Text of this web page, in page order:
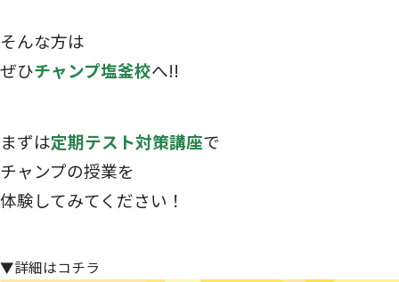
そんな方は
ぜひチャンプ塩釜校へ!!
まずは定期テスト対策講座で
チャンプの授業を
体験してみてください！
▼詳細はコチラ